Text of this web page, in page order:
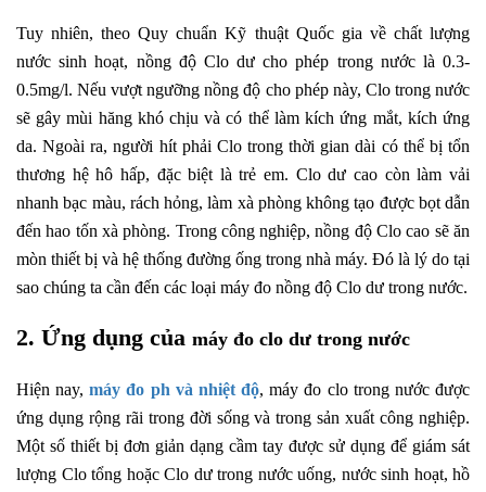
Tuy nhiên, theo Quy chuẩn Kỹ thuật Quốc gia về chất lượng
nước sinh hoạt, nồng độ Clo dư cho phép trong nước là 0.3-
0.5mg/l. Nếu vượt ngưỡng nồng độ cho phép này, Clo trong nước
sẽ gây mùi hăng khó chịu và có thể làm kích ứng mắt, kích ứng
da. Ngoài ra, người hít phải Clo trong thời gian dài có thể bị tổn
thương hệ hô hấp, đặc biệt là trẻ em. Clo dư cao còn làm vải
nhanh bạc màu, rách hỏng, làm xà phòng không tạo được bọt dẫn
đến hao tốn xà phòng. Trong công nghiệp, nồng độ Clo cao sẽ ăn
mòn thiết bị và hệ thống đường ống trong nhà máy. Đó là lý do tại
sao chúng ta cần đến các loại máy đo nồng độ Clo dư trong nước.
2. Ứng dụng của máy đo clo dư trong nước
Hiện nay,máy đo ph và nhiệt độ, máy đo clo trong nước được
ứng dụng rộng rãi trong đời sống và trong sản xuất công nghiệp.
Một số thiết bị đơn giản dạng cầm tay được sử dụng để giám sát
lượng Clo tổng hoặc Clo dư trong nước uống, nước sinh hoạt, hồ